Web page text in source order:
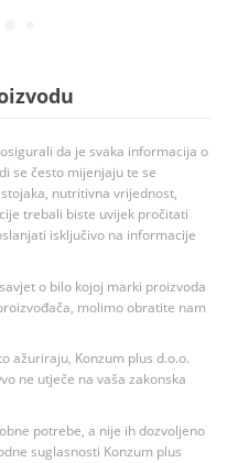
da je svaka informacija o
se često mijenjaju te se
nutritivna vrijednost,
trebali biste uvijek pročitati
isključivo na informacije
o bilo kojoj marki proizvoda
molimo obratite nam
ažuriraju, Konzum plus d.o.o.
ne utječe na vaša zakonska
potrebe, a nije ih dozvoljeno
suglasnosti Konzum plus